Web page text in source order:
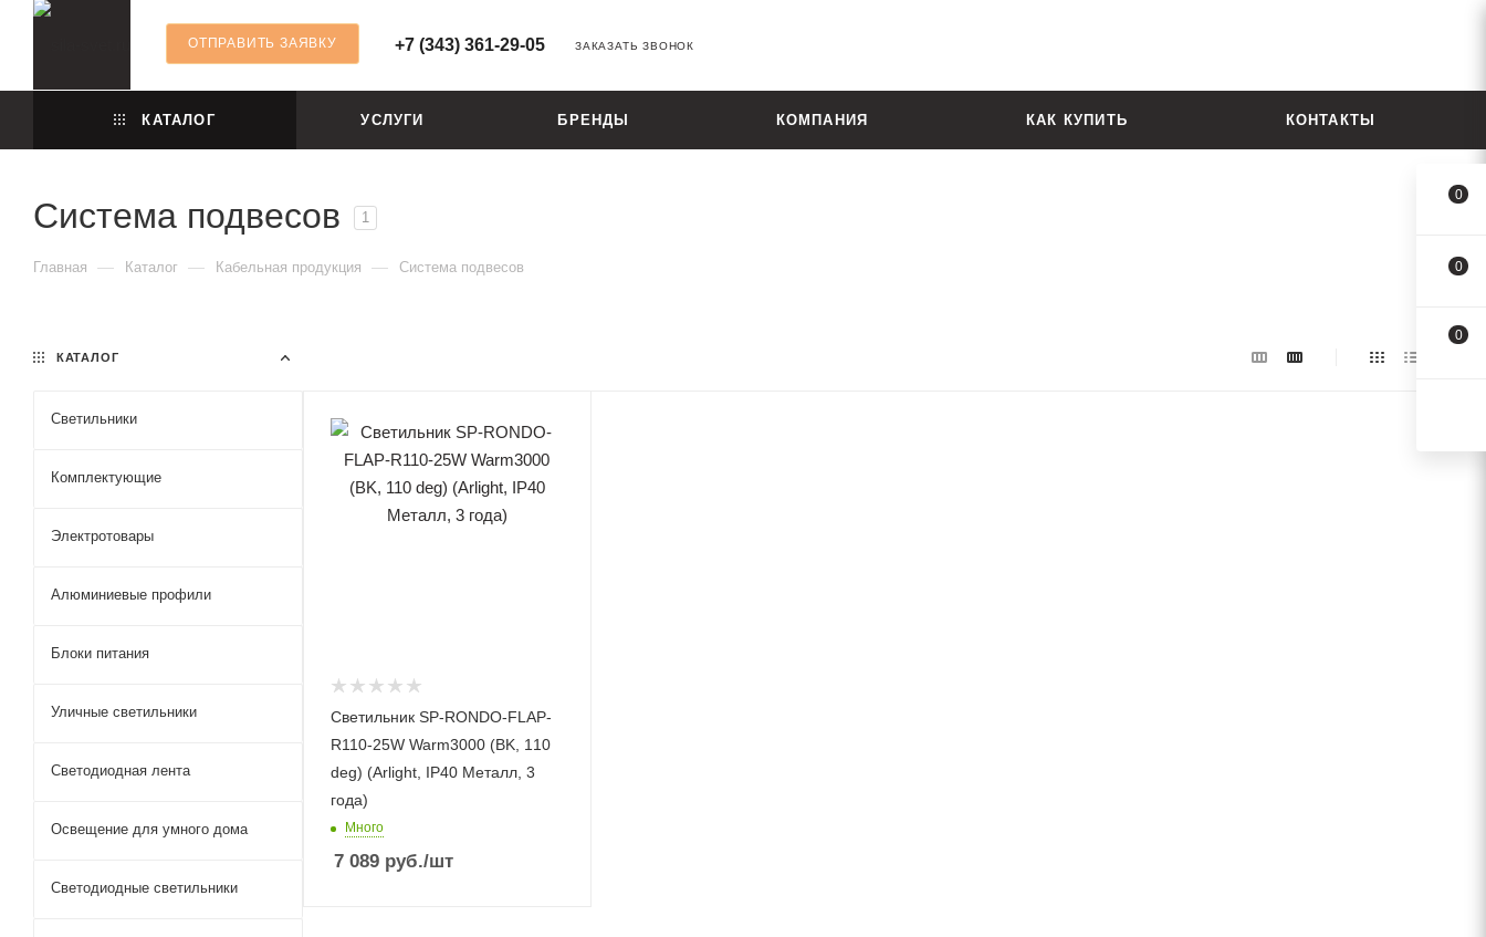
ОТПРАВИТЬ ЗАЯВКУ +7 (343) 361-29-05 ЗАКАЗАТЬ ЗВОНОК
КАТАЛОГ УСЛУГИ БРЕНДЫ КОМПАНИЯ КАК КУПИТЬ КОНТАКТЫ
Система подвесов 1
Главная — Каталог — Кабельная продукция — Система подвесов
Светильник SP-RONDO-FLAP-
R110-25W Warm3000 (BK, 110
deg) (Arlight, IP40 Металл, 3
года)
Много
7 089 руб./шт
КАТАЛОГ
Светильники
Комплектующие
Электротовары
Алюминиевые профили
Блоки питания
Уличные светильники
Светодиодная лента
Освещение для умного дома
Светодиодные светильники
0
0
0